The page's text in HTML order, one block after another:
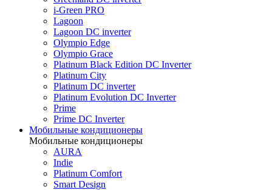
i-Green PRO
Lagoon
Lagoon DC inverter
Olympio Edge
Olympio Grace
Platinum Black Edition DC Inverter
Platinum City
Platinum DC inverter
Platinum Evolution DC Inverter
Prime
Prime DC Inverter
Мобильные кондиционеры
Мобильные кондиционеры
AURA
Indie
Platinum Comfort
Smart Design